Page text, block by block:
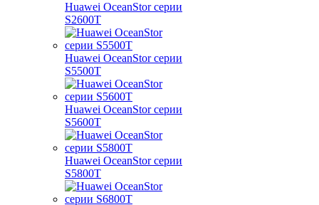
Huawei OceanStor серии
S2600T
Huawei OceanStor серии
S5500T
Huawei OceanStor серии
S5600T
Huawei OceanStor серии
S5800T